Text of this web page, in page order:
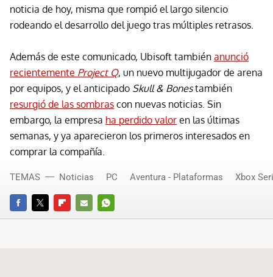
noticia de hoy, misma que rompió el largo silencio
rodeando el desarrollo del juego tras múltiples retrasos.
Además de este comunicado, Ubisoft también anunció
recientemente Project Q, un nuevo multijugador de arena
por equipos, y el anticipado Skull & Bonestambién
resurgió de las sombras con nuevas noticias. Sin
embargo, la empresa ha perdido valor en las últimas
semanas, y ya aparecieron los primeros interesados en
comprar la compañía.
FACEBOOKTWITTERFLIPBOARD
E-
WHATSAPP
TEMAS Noticias PC Aventura - Plataformas Xbox